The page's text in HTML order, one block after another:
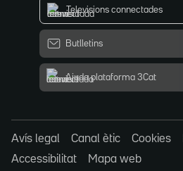
Televisions connectades
Butlletins
Ajuda plataforma 3Cat
Avís legal Canal ètic Cookies
Accessibilitat
Mapa web